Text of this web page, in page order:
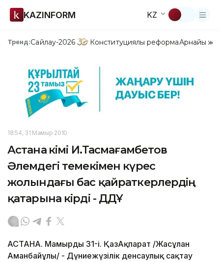
KAZINFORM KZ
Тренд:Сайлау-2026 Конституциялық реформаАрнайы
18:54, 31 Мамыр 2010
Астана әкімі И.Тасмағамбетов
Әлемдегі темекімен күрес
жолындағы бас қайраткерлердің
қатарына кірді - ДДҰ
АСТАНА. Мамырдың 31-і. ҚазАқпарат /Жасұлан
Аманбайұлы/ - Дүниежүзілік денсаулық сақтау